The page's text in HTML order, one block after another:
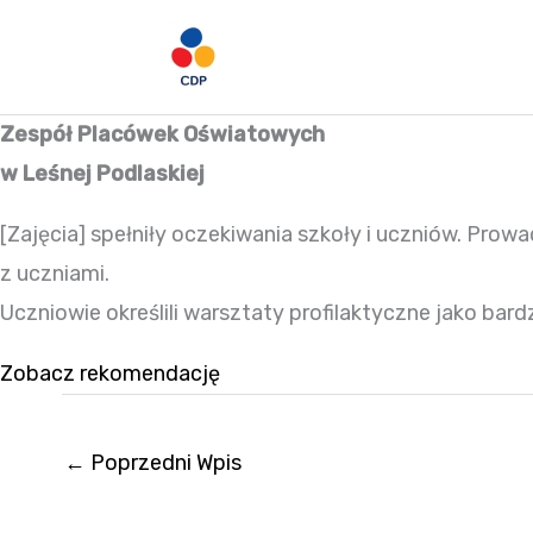
Zespół Placówek Oświatowych
w Leśnej Podlaskiej
[Zajęcia] spełniły oczekiwania szkoły i uczniów.
z uczniami.
Uczniowie określili warsztaty profilaktyczne jako
Zobacz rekomendację
← Poprzedni Wpis